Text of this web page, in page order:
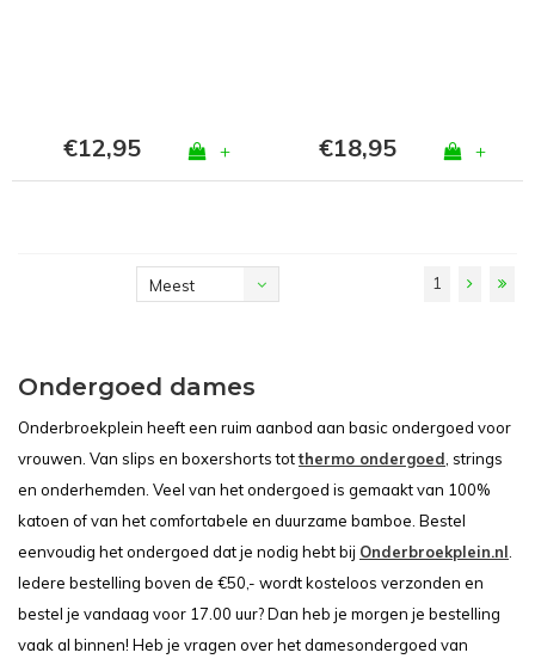
€12,95 + €18,95 +
Meest
1
Ondergoed dames
Onderbroekplein heeft een ruim aanbod aan basic ondergoed voor
vrouwen. Van slips en boxershorts totthermo ondergoed , strings
en onderhemden. Veel van het ondergoed is gemaakt van 100%
katoen of van het comfortabele en duurzame bamboe. Bestel
eenvoudig het ondergoed dat je nodig hebt bij Onderbroekplein.nl
Iedere bestelling boven de €50,- wordt kosteloos verzonden en
bestel je vandaag voor 17.00 uur? Dan heb je morgen je bestelling
vaak al binnen! Heb je vragen over het damesondergoed van